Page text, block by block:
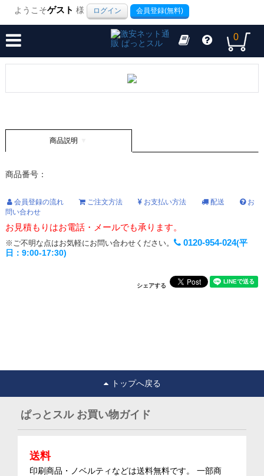
ようこそゲスト 様 ログイン 会員登録(無料)
0
商品説明
商品番号：
会員登録の流れ ご注文方法 お支払い方法 配送
お
問い合わせ
お見積もりはお電話・メールでも承ります。
※ご不明な点はお気軽にお問い合わせください。 0120-954-024(平
日：9:00-17:30)
シェアする
トップへ戻る
ぱっとスル お買い物ガイド
送料
印刷商品・ノベルティなどは送料無料です。 一部商